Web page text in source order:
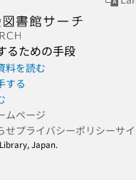
るための手段
料を読む
する
ムページ
せプライバシーポリシーサ
Japan.